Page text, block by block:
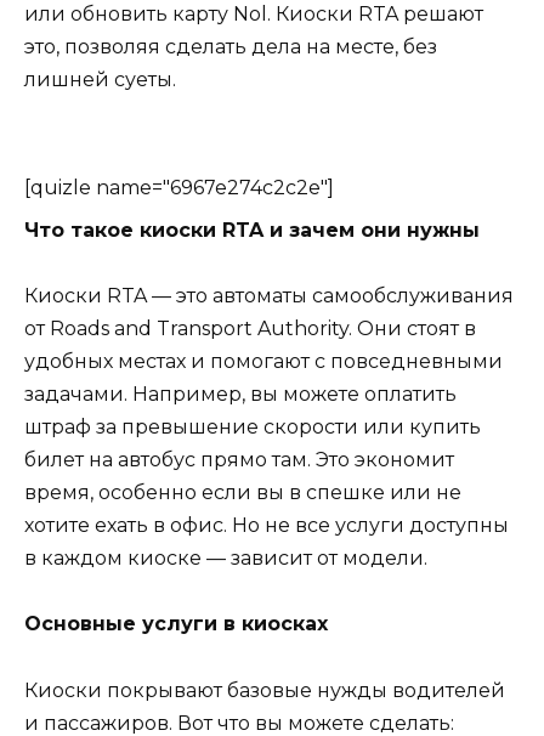
или обновить карту Nol. Киоски RTA решают
это, позволяя сделать дела на месте, без
лишней суеты.
[quizle name="6967e274c2c2e"]
Что такое киоски RTA и зачем они нужны
Киоски RTA — это автоматы самообслуживания
от Roads and Transport Authority. Они стоят в
удобных местах и помогают с повседневными
задачами. Например, вы можете оплатить
штраф за превышение скорости или купить
билет на автобус прямо там. Это экономит
время, особенно если вы в спешке или не
хотите ехать в офис. Но не все услуги доступны
в каждом киоске — зависит от модели.
Основные услуги в киосках
Киоски покрывают базовые нужды водителей
и пассажиров. Вот что вы можете сделать: